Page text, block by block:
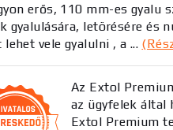
erős, 110 mm-es gyalu
gyalulására, letörésére és
vele gyalulni , a ...
Az Extol
az ügyfelek által
Extol Premium